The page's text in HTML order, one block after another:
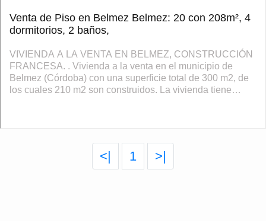
Venta de Piso en Belmez Belmez: 20 con 208m², 4
dormitorios, 2 baños,
VIVIENDA A LA VENTA EN BELMEZ, CONSTRUCCIÓN
FRANCESA. . Vivienda a la venta en el municipio de
Belmez (Córdoba) con una superficie total de 300 m2, de
los cuales 210 m2 son construidos. La vivienda tiene
<| 1 >|